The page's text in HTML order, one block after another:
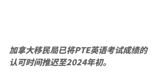
加拿大移民局已将PTE英语考试成绩的
认可时间推迟至2024年初。